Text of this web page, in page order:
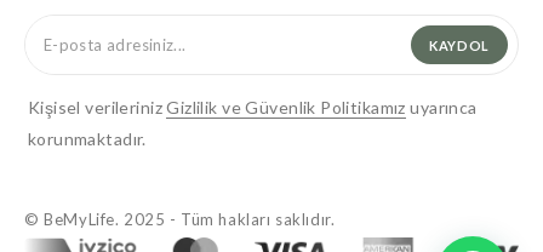
KAYDOL
Kişisel verilerinizGizlilik ve Güvenlik Politikamız uyarınca
korunmaktadır.
© BeMyLife. 2025 - Tüm hakları saklıdır.